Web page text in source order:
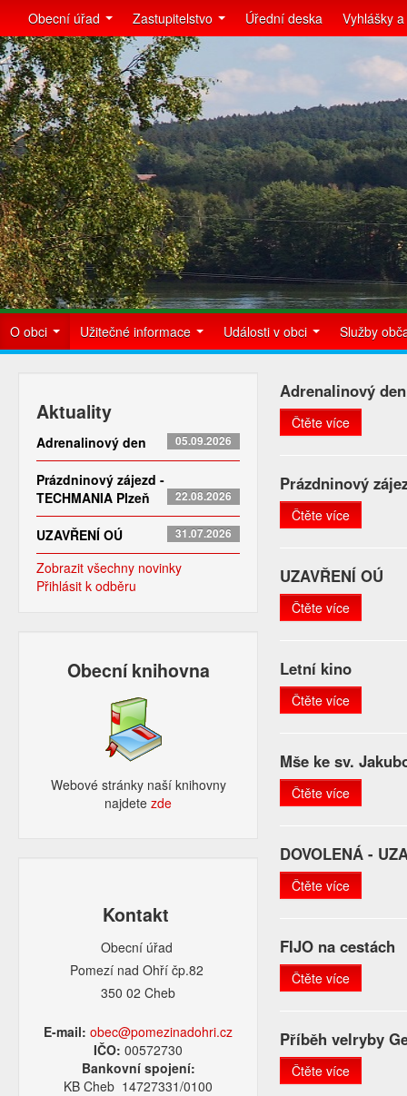
Obecní úřad Zastupitelstvo Úřední deska Vyhlášky
O obci Užitečné informace Události v obci Služby
Aktuality
Adrenalinový den 05.09.2026
Prázdninový zájezd -
TECHMANIA Plzeň
22.08.2026
UZAVŘENÍ OÚ 31.07.2026
Zobrazit všechny novinky
Přihlásit k odběru
Obecní knihovna
Webové stránky naší knihovny
najdetezde​
Kontakt
Obecní úřad
Pomezí nad Ohří čp.82
350 02 Cheb
E-mail: obec@pomezinadohri.cz
IČO:00572730
Bankovní spojení:
KB Cheb 14727331/0100
Adrenalinový den
Čtěte více
Prázdninový
Čtěte více
UZAVŘENÍ OÚ
Čtěte více
Letní kino
Čtěte více
Mše ke sv.
Čtěte více
DOVOLENÁ -
Čtěte více
FIJO na cestách
Čtěte více
Příběh velryby
Čtěte více